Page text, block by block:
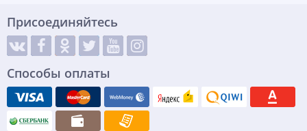
Присоединяйтесь
Способы оплаты